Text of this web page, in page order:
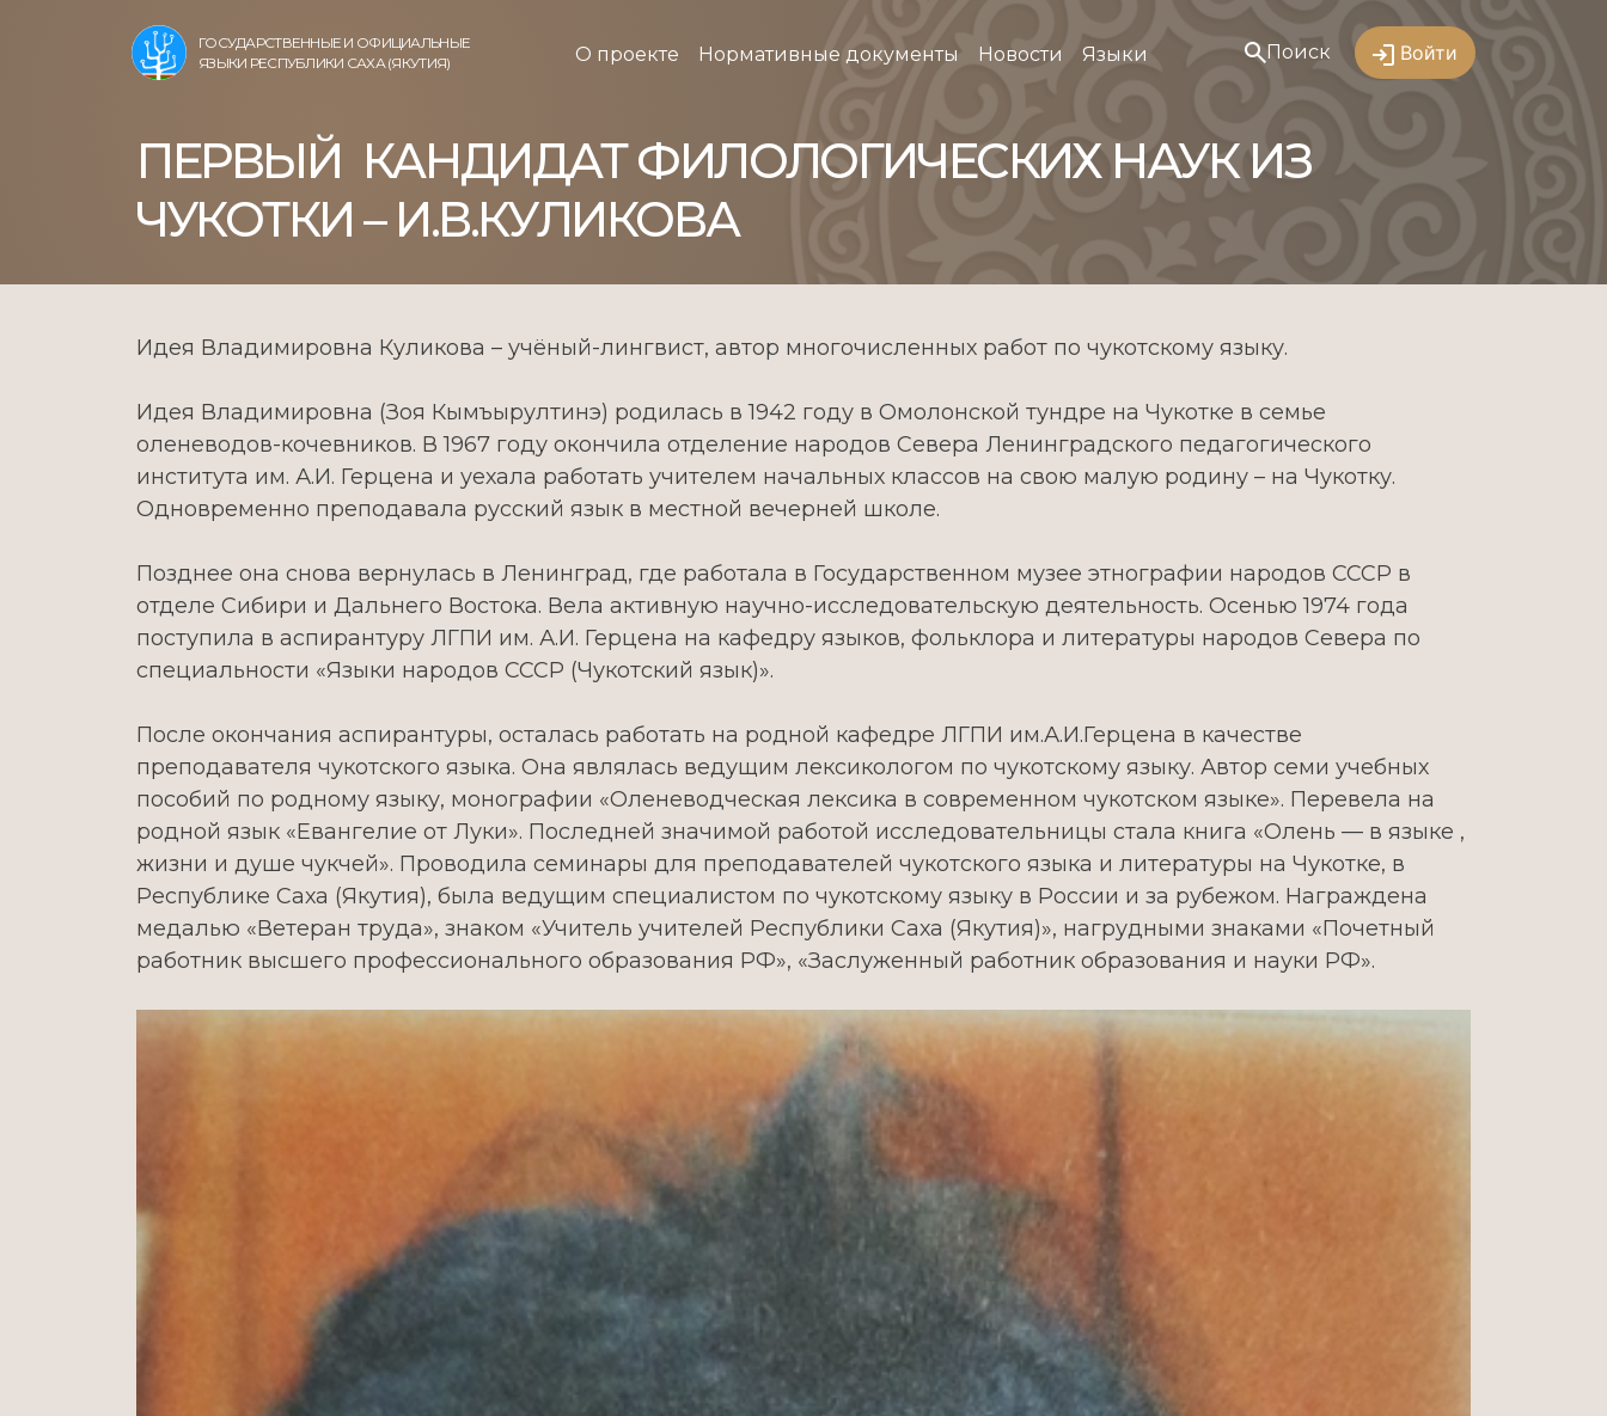
ГОСУДАРСТВЕННЫЕ И ОФИЦИАЛЬНЫЕ
ЯЗЫКИ РЕСПУБЛИКИ САХА (ЯКУТИЯ)
О проекте Нормативные документы Новости Языки Поиск Войти
ПЕРВЫЙ КАНДИДАТ ФИЛОЛОГИЧЕСКИХ НАУК ИЗ
ЧУКОТКИ – И.В.КУЛИКОВА
Идея Владимировна Куликова – учёный-лингвист, автор многочисленных работ по чукотскому языку.
Идея Владимировна (Зоя Кымъырултинэ) родилась в 1942 году в Омолонской тундре на Чукотке в семье
оленеводов-кочевников. В 1967 году окончила отделение народов Севера Ленинградского педагогического
института им. А.И. Герцена и уехала работать учителем начальных классов на свою малую родину – на Чукотку.
Одновременно преподавала русский язык в местной вечерней школе.
Позднее она снова вернулась в Ленинград, где работала в Государственном музее этнографии народов СССР в
отделе Сибири и Дальнего Востока. Вела активную научно-исследовательскую деятельность. Осенью 1974 года
поступила в аспирантуру ЛГПИ им. А.И. Герцена на кафедру языков, фольклора и литературы народов Севера по
специальности «Языки народов СССР (Чукотский язык)».
После окончания аспирантуры, осталась работать на родной кафедре ЛГПИ им.А.И.Герцена в качестве
преподавателя чукотского языка. Она являлась ведущим лексикологом по чукотскому языку. Автор семи учебных
пособий по родному языку, монографии «Оленеводческая лексика в современном чукотском языке». Перевела на
родной язык «Евангелие от Луки». Последней значимой работой исследовательницы стала книга «Олень — в языке ,
жизни и душе чукчей». Проводила семинары для преподавателей чукотского языка и литературы на Чукотке, в
Республике Саха (Якутия), была ведущим специалистом по чукотскому языку в России и за рубежом. Награждена
медалью «Ветеран труда», знаком «Учитель учителей Республики Саха (Якутия)», нагрудными знаками «Почетный
работник высшего профессионального образования РФ», «Заслуженный работник образования и науки РФ».